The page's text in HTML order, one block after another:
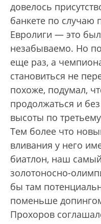
довелось
банкете по случаю
Евролиги — это
незабываемо. Но
еще раз, а
становиться не
похоже, подумал,
продолжаться и
высоты по
Тем более что
вливания у него
биатлон, наш
золотоносно-
бы там
поменьше
Прохоров